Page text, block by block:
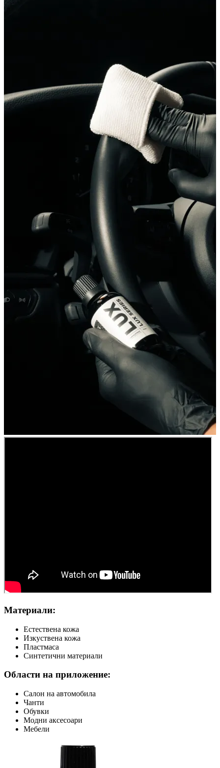
Материали:
Естествена кожа
Изкуствена кожа
Пластмаса
Синтетични материали
Области на приложение:
Салон на автомобила
Чанти
Обувки
Модни аксесоари
Мебели